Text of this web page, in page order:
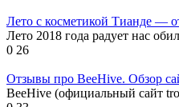
Лето с косметикой Тианде —
Лето 2018 года радует нас
0 26
Отзывы про BeeHive. Обзор
BeeHive (официальный сайт